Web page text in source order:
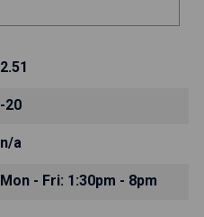
2.51
-20
n/a
Mon - Fri: 1:30pm - 8pm